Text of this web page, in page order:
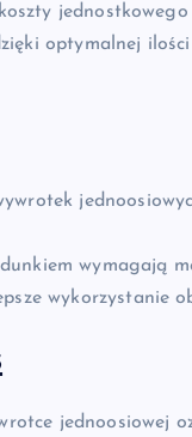
optymalnej
wymagają
wykorzystanie
jednoosiowej